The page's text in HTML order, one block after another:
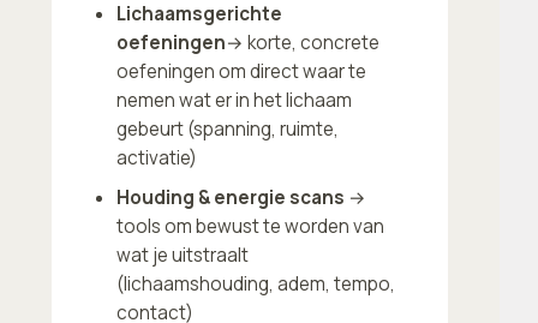
Lichaamsgerichte
oefeningen→ korte, concrete
oefeningen om direct waar te
nemen wat er in het lichaam
gebeurt (spanning, ruimte,
activatie)
Houding & energie scans →
tools om bewust te worden van
wat je uitstraalt
(lichaamshouding, adem, tempo,
contact)